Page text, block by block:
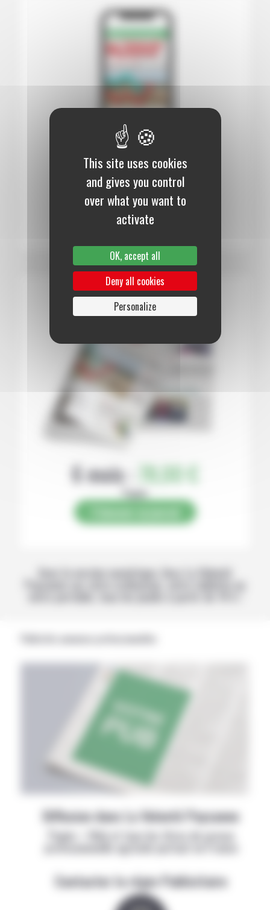
12 mois :99,00 €
Numérique
S’abonner au journal
6 mois : 78,00 €
Papier
Avec la version numérique, lisez La Volonté
Paysanne sur votre ordinateur, votre tablette ou
Diffusion dans La Volonté Paysanne
Papier + Web et tous les titres de presse
Contacter la régie Publicitaire
This site uses cookies
and gives you control
over what you want to
activate
OK, accept all
Deny all cookies
Personalize